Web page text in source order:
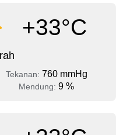
+33°C
Tekanan: 760 mmHg
Mendung: 9 %